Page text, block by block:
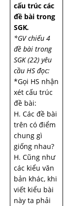
cấu trúc các
đề bài trong
SGK.
*GV chiếu 4
đề bài trong
SGK (22) yêu
cầu HS đọc:
*Gọi HS nhận
xét cấu trúc
đề bài:
H. Các đề bài
trên có điểm
chung gì
giống nhau?
H. Cũng như
các kiểu văn
bản khác, khi
viết kiểu bài
này ta phải